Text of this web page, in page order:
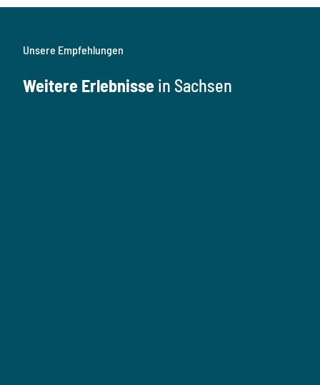
Unsere Empfehlungen
Weitere Erlebnisse in Sachsen